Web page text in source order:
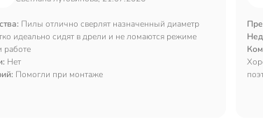
Пилы отлично сверлят назначенный диаметр
идеально сидят в дрели и не ломаются режиме
работе
Нет
Помогли при монтаже